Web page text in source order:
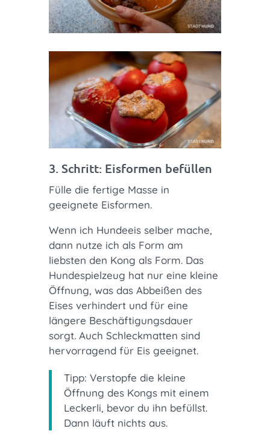
3. Schritt: Eisformen befüllen
Fülle die fertige Masse in
geeignete Eisformen.
Wenn ich Hundeeis selber mache,
dann nutze ich als Form am
liebsten den Kong als Form. Das
Hundespielzeug hat nur eine kleine
Öffnung, was das Abbeißen des
Eises verhindert und für eine
längere Beschäftigungsdauer
sorgt. Auch Schleckmatten sind
hervorragend für Eis geeignet.
Tipp: Verstopfe die kleine
Öffnung des Kongs mit einem
Leckerli, bevor du ihn befüllst.
Dann läuft nichts aus.